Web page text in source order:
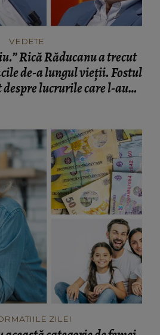
VEDETE
Rică Răducanu a trecut
de-a lungul vieții. Fostul
lucrurile care l-au
ZILEI